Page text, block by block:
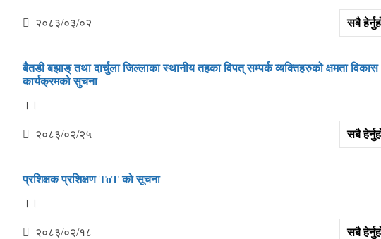
२०८३/०३/०२ सबै
बैतडी बझाङ् तथा दार्चुला जिल्‍लाका स्थानीय तहका विपत् सम्‍पर्क व्‍यक्‍तिहरुको क्षमता विकास
कार्यक्रमको सुचना
।।
२०८३/०२/२५ सबै
प्रशिक्षक प्रशिक्षण ToT को सूचना
।।
२०८३/०२/१८ सबै